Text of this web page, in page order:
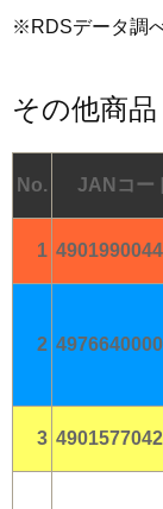
※RDSデータ調
その他商品
No. JANコー
1
2
3